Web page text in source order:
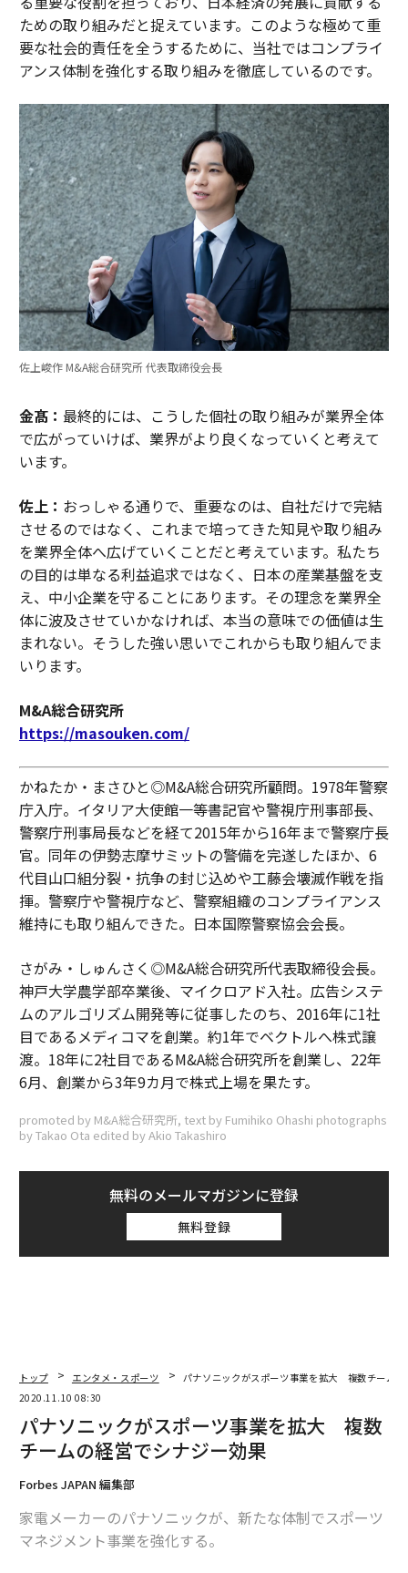
ための取り組みだと捉えています。このような極めて重
要な社会的責任を全うするために、当社ではコンプライ
アンス体制を強化する取り組みを徹底しているのです。
佐上峻作 M&A総合研究所 代表取締役会長
金髙： 最終的には、こうした個社の取り組みが業界全体
で広がっていけば、業界がより良くなっていくと考えて
います。
佐上： おっしゃる通りで、重要なのは、自社だけで完結
させるのではなく、これまで培ってきた知見や取り組み
を業界全体へ広げていくことだと考えています。私たち
の目的は単なる利益追求ではなく、日本の産業基盤を支
え、中小企業を守ることにあります。その理念を業界全
体に波及させていかなければ、本当の意味での価値は生
まれない。そうした強い思いでこれからも取り組んでま
いります。
M&A総合研究所
https://masouken.com/
かねたか・まさひと◎M&A総合研究所顧問。1978年警察
庁入庁。イタリア大使館一等書記官や警視庁刑事部長、
警察庁刑事局長などを経て2015年から16年まで警察庁長
官。同年の伊勢志摩サミットの警備を完遂したほか、6
代目山口組分裂・抗争の封じ込めや工藤会壊滅作戦を指
揮。警察庁や警視庁など、警察組織のコンプライアンス
維持にも取り組んできた。日本国際警察協会会長。
さがみ・しゅんさく◎M&A総合研究所代表取締役会長。
神戸大学農学部卒業後、マイクロアド入社。広告システ
ムのアルゴリズム開発等に従事したのち、2016年に1社
目であるメディコマを創業。約1年でベクトルへ株式譲
渡。18年に2社目であるM&A総合研究所を創業し、22年
6月、創業から3年9カ月で株式上場を果たす。
promoted by M&A総合研究所, text by Fumihiko Ohashi photographs
by Takao Ota edited by Akio Takashiro
無料のメールマガジンに登録
無料登録
トップ エンタメ・スポーツ
パナソニックがスポーツ事業を拡大 複数チーム
2020.11.10 08:30
パナソニックがスポーツ事業を拡大 複数
チームの経営でシナジー効果
Forbes JAPAN 編集部
家電メーカーのパナソニックが、新たな体制でスポーツ
マネジメント事業を強化する。